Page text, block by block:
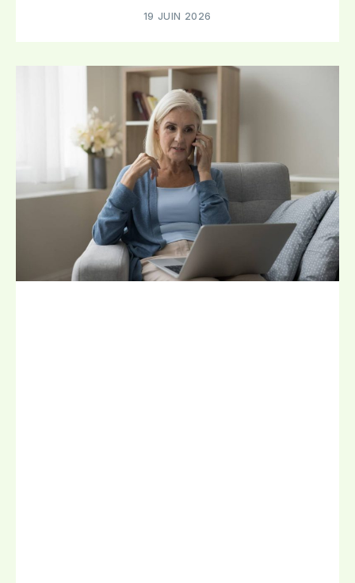
19 JUIN 2026